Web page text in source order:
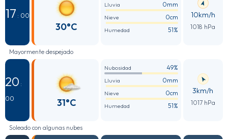
17 : 00
30°C
Lluvia 0mm
Nieve 0cm
Humedad 51%
10km/h
1018 hPa
Mayormente despejado
20 :
00
31°C
Nubosidad 49%
Lluvia 0mm
Nieve 0cm
Humedad 51%
3km/h
1017 hPa
Soleado con algunas nubes